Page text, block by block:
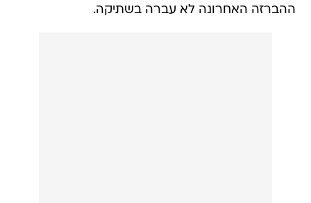
ההברזה האחרונה לא עברה בשתיקה.